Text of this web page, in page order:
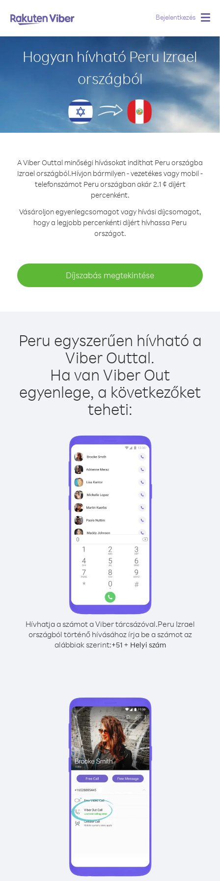
Bejelentkezés
Hogyan hívható Peru Izrael
országból
A Viber Outtal minőségi hívásokat indíthat Peru országba
Izrael országból.Hívjon bármilyen - vezetékes vagy mobil -
telefonszámot Peru országban akár 2.1 ¢ díjért
percenként.
Vásároljon egyenlegcsomagot vagy hívási díjcsomagot,
hogy a legjobb percenkénti díjért hívhassa Peru
országot.
Díjszabás megtekintése
Peru egyszerűen hívható a
Viber Outtal.
Ha van Viber Out
egyenlege, a következőket
teheti:
Hívhatja a számot a Viber tárcsázóval.Peru Izrael
országból történő hívásához írja be a számot az
alábbiak szerint:+51+ Helyi szám